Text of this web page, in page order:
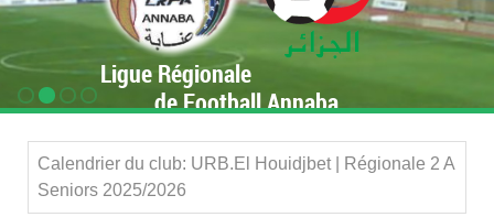
Ligue Régionale
de Football Annaba
Calendrier du club: URB.El Houidjbet | Régionale 2 A
Seniors 2025/2026